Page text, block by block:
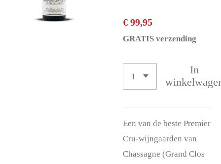
€ 99,95
GRATIS verzending
In
Een van de beste Premier
Cru-wijngaarden van
Chassagne (Grand Clos